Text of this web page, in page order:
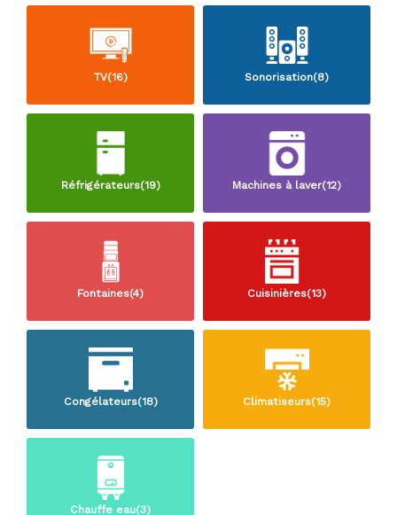
TV(16) Sonorisation(8)
Réfrigérateurs(19) Machines à laver(12)
Fontaines(4) Cuisinières(13)
Congélateurs(18) Climatiseurs(15)
Chauffe eau(3)